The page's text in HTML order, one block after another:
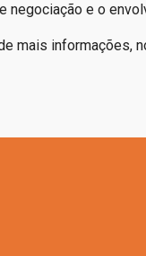
negociação e o
mais informações,